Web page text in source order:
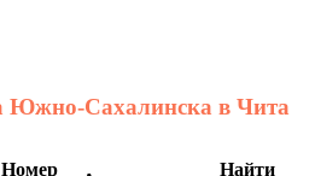
Южно-Сахалинска в Чита
Номер Найти